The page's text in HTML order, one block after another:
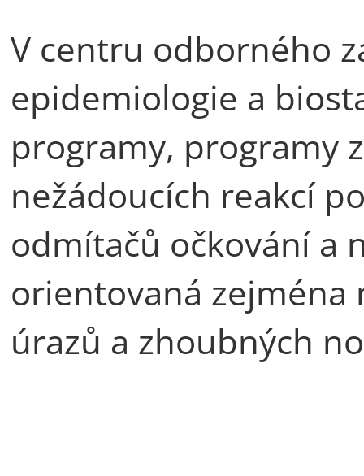
V centru odborného
epidemiologie a
programy, programy
nežádoucích reakcí
odmítačů očkování a
orientovaná
úrazů a zhoubných